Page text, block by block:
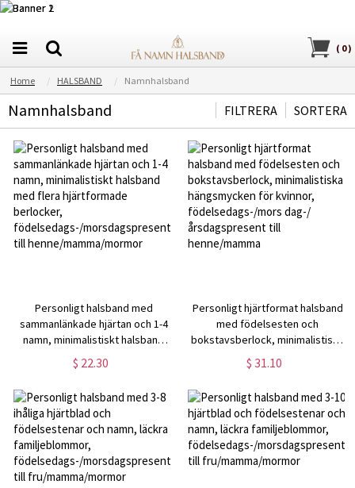
( 0)
Home HALSBAND Namnhalsband
Namnhalsband SORTERA
FILTRERA
Personligt halsband med
sammanlänkade hjärtan och 1-4
namn, minimalistiskt halsband
med flera hjärtformade
berlocker,
födelsedags-/morsdagspresent
till henne/mamma/mormor
$ 22.30
Personligt hjärtformat halsband
med födelsesten och
bokstavsberlock, minimalistiska
hängsmycken för kvinnor,
födelsedags-/mors dag-/
henne/mamma
$ 31.10